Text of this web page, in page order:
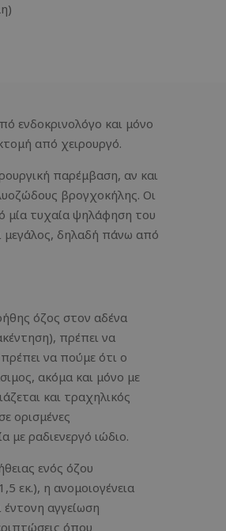
ενδοκρινολόγο και μόνο
από χειρουργό.
παρέμβαση, αν και
βρογχοκήλης. Οι
μία τυχαία ψηλάφηση του
μεγάλος, δηλαδή πάνω από
όζος στον αδένα
πρέπει να
να πούμε ότι ο
ακόμα και μόνο με
και τραχηλικός
ορισμένες
με ραδιενεργό ιώδιο.
ενός όζου
εκ.), η ανομοιογένεια
αγγείωση
όπου